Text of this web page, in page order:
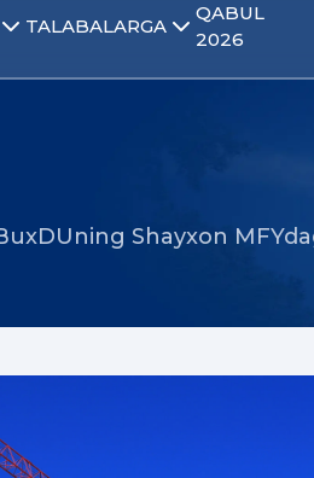
TALABALARGA
QABUL
2026
Shayxon